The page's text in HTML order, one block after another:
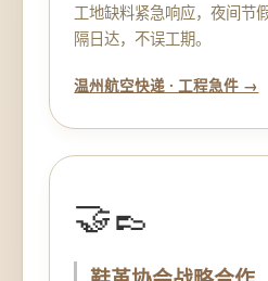
工地缺料紧急响应，夜间节
隔日达，不误工期。
温州航空快递 · 工程急件 →
🤝👞